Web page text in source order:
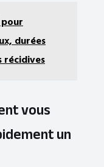
durées
récidives
vous
un